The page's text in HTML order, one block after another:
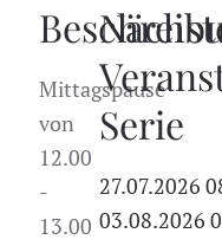
Mittagspause
von
12.00
-
13.00
Serie
27.07.2026
03.08.2026